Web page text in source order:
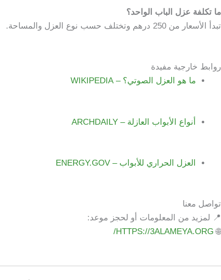
ما تكلفة عزل الباب الواحد؟
تبدأ الأسعار من 250 درهم وتختلف حسب نوع العزل والمساحة.
روابط خارجية مفيدة
ما هو العزل الصوتي؟ – WIKIPEDIA
أنواع الأبواب العازلة – ARCHDAILY
العزل الحراري للأبواب – ENERGY.GOV
تواصل معنا
📍 لمزيد من المعلومات أو لحجز موعد:
🌐
HTTPS://3ALAMEYA.ORG/